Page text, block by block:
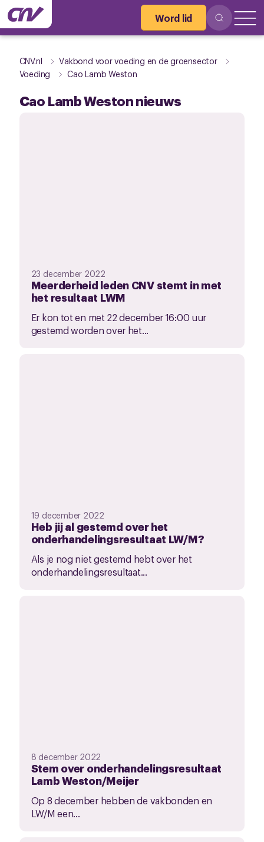
Word lid
CNV.nl
Vakbond voor voeding en de groensector
Voeding
Cao Lamb Weston
Cao Lamb Weston nieuws
23 december 2022
Meerderheid leden CNV stemt in met
het resultaat LWM
Er kon tot en met 22 december 16:00 uur
gestemd worden over het...
19 december 2022
Heb jij al gestemd over het
onderhandelingsresultaat LW/M?
Als je nog niet gestemd hebt over het
onderhandelingsresultaat...
8 december 2022
Stem over onderhandelingsresultaat
Lamb Weston/Meijer
Op 8 december hebben de vakbonden en
LW/M een...